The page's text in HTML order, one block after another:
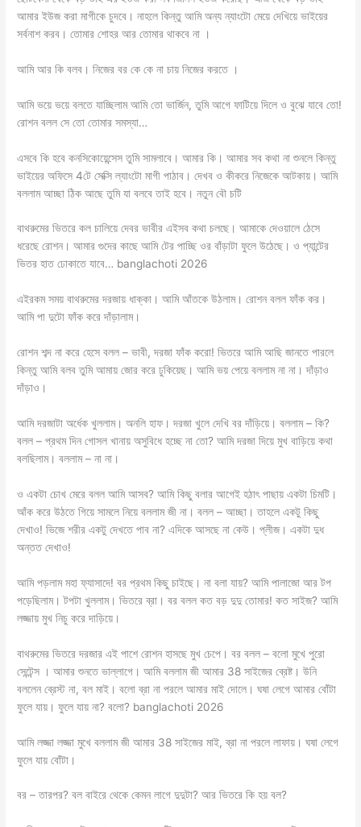
আমার ইউজ করা মাগীকে চুদবে। নাহলে কিন্তু আমি অন্য ন্যাংটো মেয়ে দেখিয়ে ভাইয়ের
সর্বনাশ করব। তোমার শোহর আর তোমার থাকবে না ।
আমি আর কি বলব। নিজের বর কে কে না চায় নিজের করতে ।
আমি ভয়ে ভয়ে বলতে যাচ্ছিলাম আমি তো ভার্জিন, তুমি আগে ফাটিয়ে দিলে ও বুঝে যাবে তো!
রোশন বলল সে তো তোমার সমস্যা…
এসবে কি হবে কনসিকোয়েন্সেস তুমি সামলাবে। আমার কি। আমার সব কথা না শুনলে কিন্তু
ভাইয়ের অফিসে 4টে সেক্সি ল্যাংটো মাগী পাঠাব। দেখব ও কীকরে নিজেকে আটকায়। আমি
বললাম আচ্ছা ঠিক আছে তুমি যা বলবে তাই হবে। নতুন বৌ চটি
বাথরুমের ভিতরে কল চালিয়ে দেবর ভাবীর এইসব কথা চলছে। আমাকে দেওয়ালে ঠেসে
ধরেছে রোশন। আমার গুদের কাছে আমি টের পাচ্ছি ওর বাঁড়াটা ফুলে উঠেছে। ও প্যান্টের
ভিতর হাত ঢোকাতে যাবে… banglachoti 2026
এইরকম সময় বাথরুমের দরজায় ধাক্কা। আমি আঁতকে উঠলাম। রোশন বলল ফাঁক কর।
আমি পা দুটো ফাঁক করে দাঁড়ালাম।
রোশন শব্দ না করে হেসে বলল – ভাবী, দরজা ফাঁক করো! ভিতরে আমি আছি জানতে পারলে
কিন্তু আমি বলব তুমি আমায় জোর করে ঢুকিয়েছ। আমি ভয় পেয়ে বললাম না না। দাঁড়াও
দাঁড়াও।
আমি দরজাটা অর্ধেক খুললাম। অনলি হাফ। দরজা খুলে দেখি বর দাঁড়িয়ে। বললাম – কি?
বলল – প্রথম দিন গোসল খানায় অসুবিধে হচ্ছে না তো? আমি দরজা দিয়ে মুখ বাড়িয়ে কথা
বলছিলাম। বললাম – না না।
ও একটা চোখ মেরে বলল আমি আসব? আমি কিছু বলার আগেই হঠাৎ পাছায় একটা চিমটি।
আঁক করে উঠতে গিয়ে সামলে নিয়ে বললাম জী না। বলল – আচ্ছা। তাহলে একটু কিছু
দেখাও! ভিজে শরীর একটু দেখতে পাব না? এদিকে আসছে না কেউ। প্লীজ। একটা দুধ
অন্তত দেখাও!
আমি পড়লাম মহা ফ্যাসাদে! বর প্রথম কিছু চাইছে। না বলা যায়? আমি পালাজো আর টপ
পড়েছিলাম। টপটা খুললাম। ভিতরে ব্রা। বর বলল কত বড় দুদু তোমার! কত সাইজ? আমি
লজ্জায় মুখ নিচু করে দাড়িয়ে।
বাথরুমের ভিতরে দরজার এই পাশে রোশন হাসছে মুখ চেপে। বর বলল – বলো মুখে পুরো
সেন্টেন্স । আমার শুনতে ভাল্লাগে। আমি বললাম জী আমার 38 সাইজের ব্রেষ্ট। উনি
বললেন ব্রেস্ট না, বল মাই। বলো ব্রা না পরলে আমার মাই দোলে। ঘষা লেগে আমার বোঁটা
ফুলে যায়। ফুলে যায় না? বলো? banglachoti 2026
আমি লজ্জা লজ্জা মুখে বললাম জী আমার 38 সাইজের মাই, ব্রা না পরলে লাফায়। ঘষা লেগে
ফুলে যায় বোঁটা।
বর – তারপর? বল বাইরে থেকে কেমন লাগে দুদুটা? আর ভিতরে কি হয় বল?